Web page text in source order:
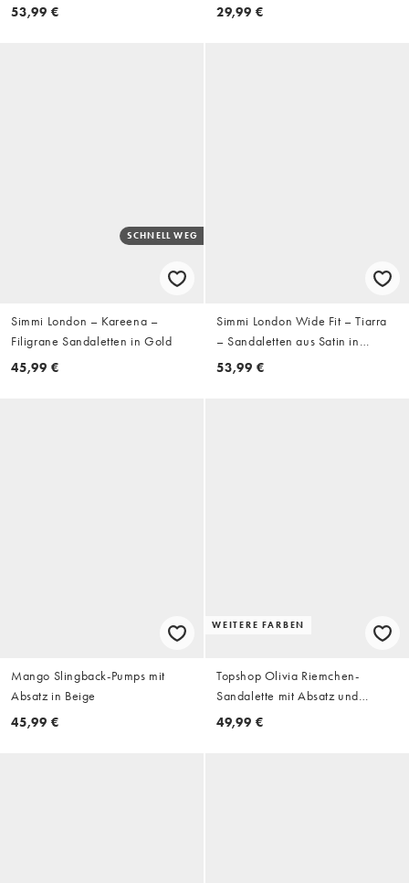
53,99 €
29,99 €
SCHNELL WEG
Simmi London – Kareena –
Filigrane Sandaletten in Gold
45,99 €
Simmi London Wide Fit – Tiarra
– Sandaletten aus Satin in
Schokobraun mit Schleife, weite
53,99 €
Mango Slingback-Pumps mit
Absatz in Beige
45,99 €
WEITERE FARBEN
Topshop Olivia Riemchen-
Sandalette mit Absatz und
Kugeldetail in Gold
49,99 €